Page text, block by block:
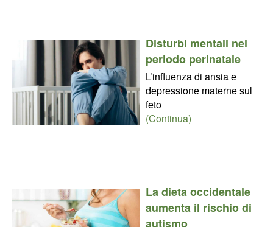
Disturbi mentali nel
periodo perinatale
L’influenza di ansia e
depressione materne sul
feto
(Continua)
La dieta occidentale
aumenta il rischio di
autismo